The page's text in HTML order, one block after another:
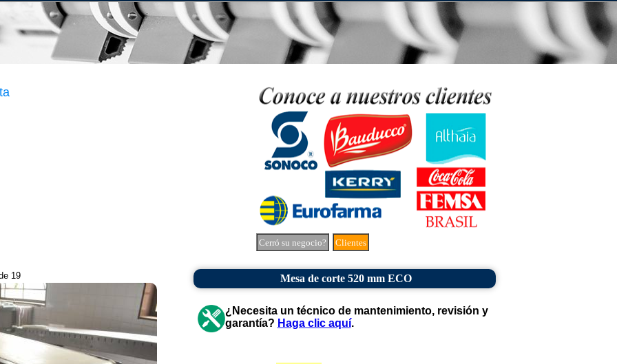
Cerró su negocio? Clientes
19 Mesa de corte 520 mm ECO
¿Necesita un técnico de mantenimiento, revisión y
garantía? Haga clic aquí.